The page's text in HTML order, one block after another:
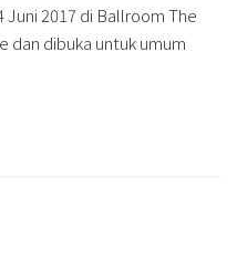
2017 di Ballroom The
dan dibuka untuk umum